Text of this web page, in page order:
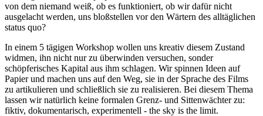
von dem niemand weiß, ob es funktioniert, ob wir dafür nicht
ausgelacht werden, uns bloßstellen vor den Wärtern des alltäglichen
status quo?
In einem 5 tägigen Workshop wollen uns kreativ diesem Zustand
widmen, ihn nicht nur zu überwinden versuchen, sonder
schöpferisches Kapital aus ihm schlagen. Wir spinnen Ideen auf
Papier und machen uns auf den Weg, sie in der Sprache des Films
zu artikulieren und schließlich sie zu realisieren. Bei diesem Thema
lassen wir natürlich keine formalen Grenz- und Sittenwächter zu:
fiktiv, dokumentarisch, experimentell - the sky is the limit.